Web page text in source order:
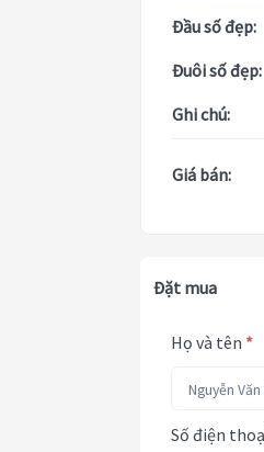
Đầu số đẹp:
Đuôi số đẹp:
Ghi chú:
Giá bán:
Đặt mua
Họ và tên *
Số điện